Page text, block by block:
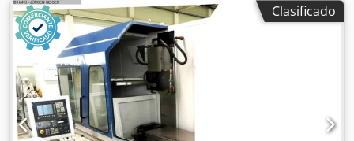
Clasificado